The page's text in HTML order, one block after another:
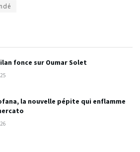
fonce sur Oumar Solet
la nouvelle pépite qui enflamme